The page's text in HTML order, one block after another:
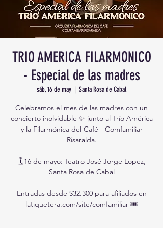
TRIO AMERICA FILARMONICO
- Especial de las madres
sáb, 16 de may
  |
Santa Rosa de Cabal
Celebramos el mes de las madres con un
concierto inolvidable ✨ junto al Trío América
y la Filarmónica del Café - Comfamiliar
Risaralda.
🗓️16 de mayo: Teatro José Jorge Lopez,
Santa Rosa de Cabal
Entradas desde $32.300 para afiliados en
latiquetera.com/site/comfamiliar 🎟️